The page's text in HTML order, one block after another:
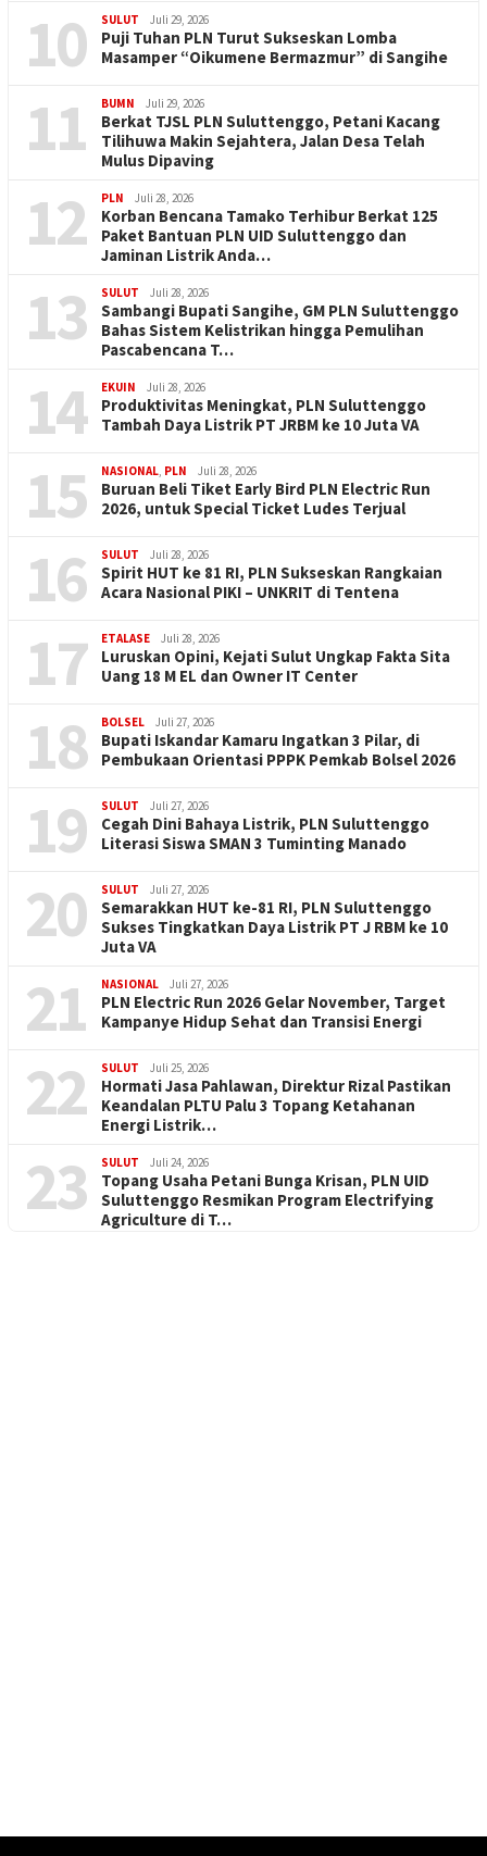
10 SULUT Juli 29, 2026
Puji Tuhan PLN Turut Sukseskan Lomba
Masamper “Oikumene Bermazmur” di Sangihe
11 BUMN Juli 29, 2026
Berkat TJSL PLN Suluttenggo, Petani Kacang
Tilihuwa Makin Sejahtera, Jalan Desa Telah
Mulus Dipaving
12 PLN Juli 28, 2026
Korban Bencana Tamako Terhibur Berkat 125
Paket Bantuan PLN UID Suluttenggo dan
Jaminan Listrik Anda…
13 SULUT Juli 28, 2026
Sambangi Bupati Sangihe, GM PLN Suluttenggo
Bahas Sistem Kelistrikan hingga Pemulihan
Pascabencana T…
14 EKUIN Juli 28, 2026
Produktivitas Meningkat, PLN Suluttenggo
Tambah Daya Listrik PT JRBM ke 10 Juta VA
15 NASIONAL PLN Juli 28, 2026
Buruan Beli Tiket Early Bird PLN Electric Run
2026, untuk Special Ticket Ludes Terjual
16 SULUT Juli 28, 2026
Spirit HUT ke 81 RI, PLN Sukseskan Rangkaian
Acara Nasional PIKI – UNKRIT di Tentena
17 ETALASE Juli 28, 2026
Luruskan Opini, Kejati Sulut Ungkap Fakta Sita
Uang 18 M EL dan Owner IT Center
18 BOLSEL Juli 27, 2026
Bupati Iskandar Kamaru Ingatkan 3 Pilar, di
Pembukaan Orientasi PPPK Pemkab Bolsel 2026
19 SULUT Juli 27, 2026
Cegah Dini Bahaya Listrik, PLN Suluttenggo
Literasi Siswa SMAN 3 Tuminting Manado
20 SULUT Juli 27, 2026
Semarakkan HUT ke-81 RI, PLN Suluttenggo
Sukses Tingkatkan Daya Listrik PT J RBM ke 10
Juta VA
21 NASIONAL Juli 27, 2026
PLN Electric Run 2026 Gelar November, Target
Kampanye Hidup Sehat dan Transisi Energi
22 SULUT Juli 25, 2026
Hormati Jasa Pahlawan, Direktur Rizal Pastikan
Keandalan PLTU Palu 3 Topang Ketahanan
Energi Listrik…
23 SULUT Juli 24, 2026
Topang Usaha Petani Bunga Krisan, PLN UID
Suluttenggo Resmikan Program Electrifying
Agriculture di T…